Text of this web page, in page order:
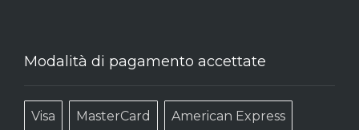
Modalità di pagamento accettate
Visa MasterCard American Express